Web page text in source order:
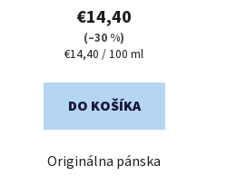
€14,40
(–30 %)
Jednotková
€14,40 / 100 ml
DO KOŠÍKA
Originálna pánska